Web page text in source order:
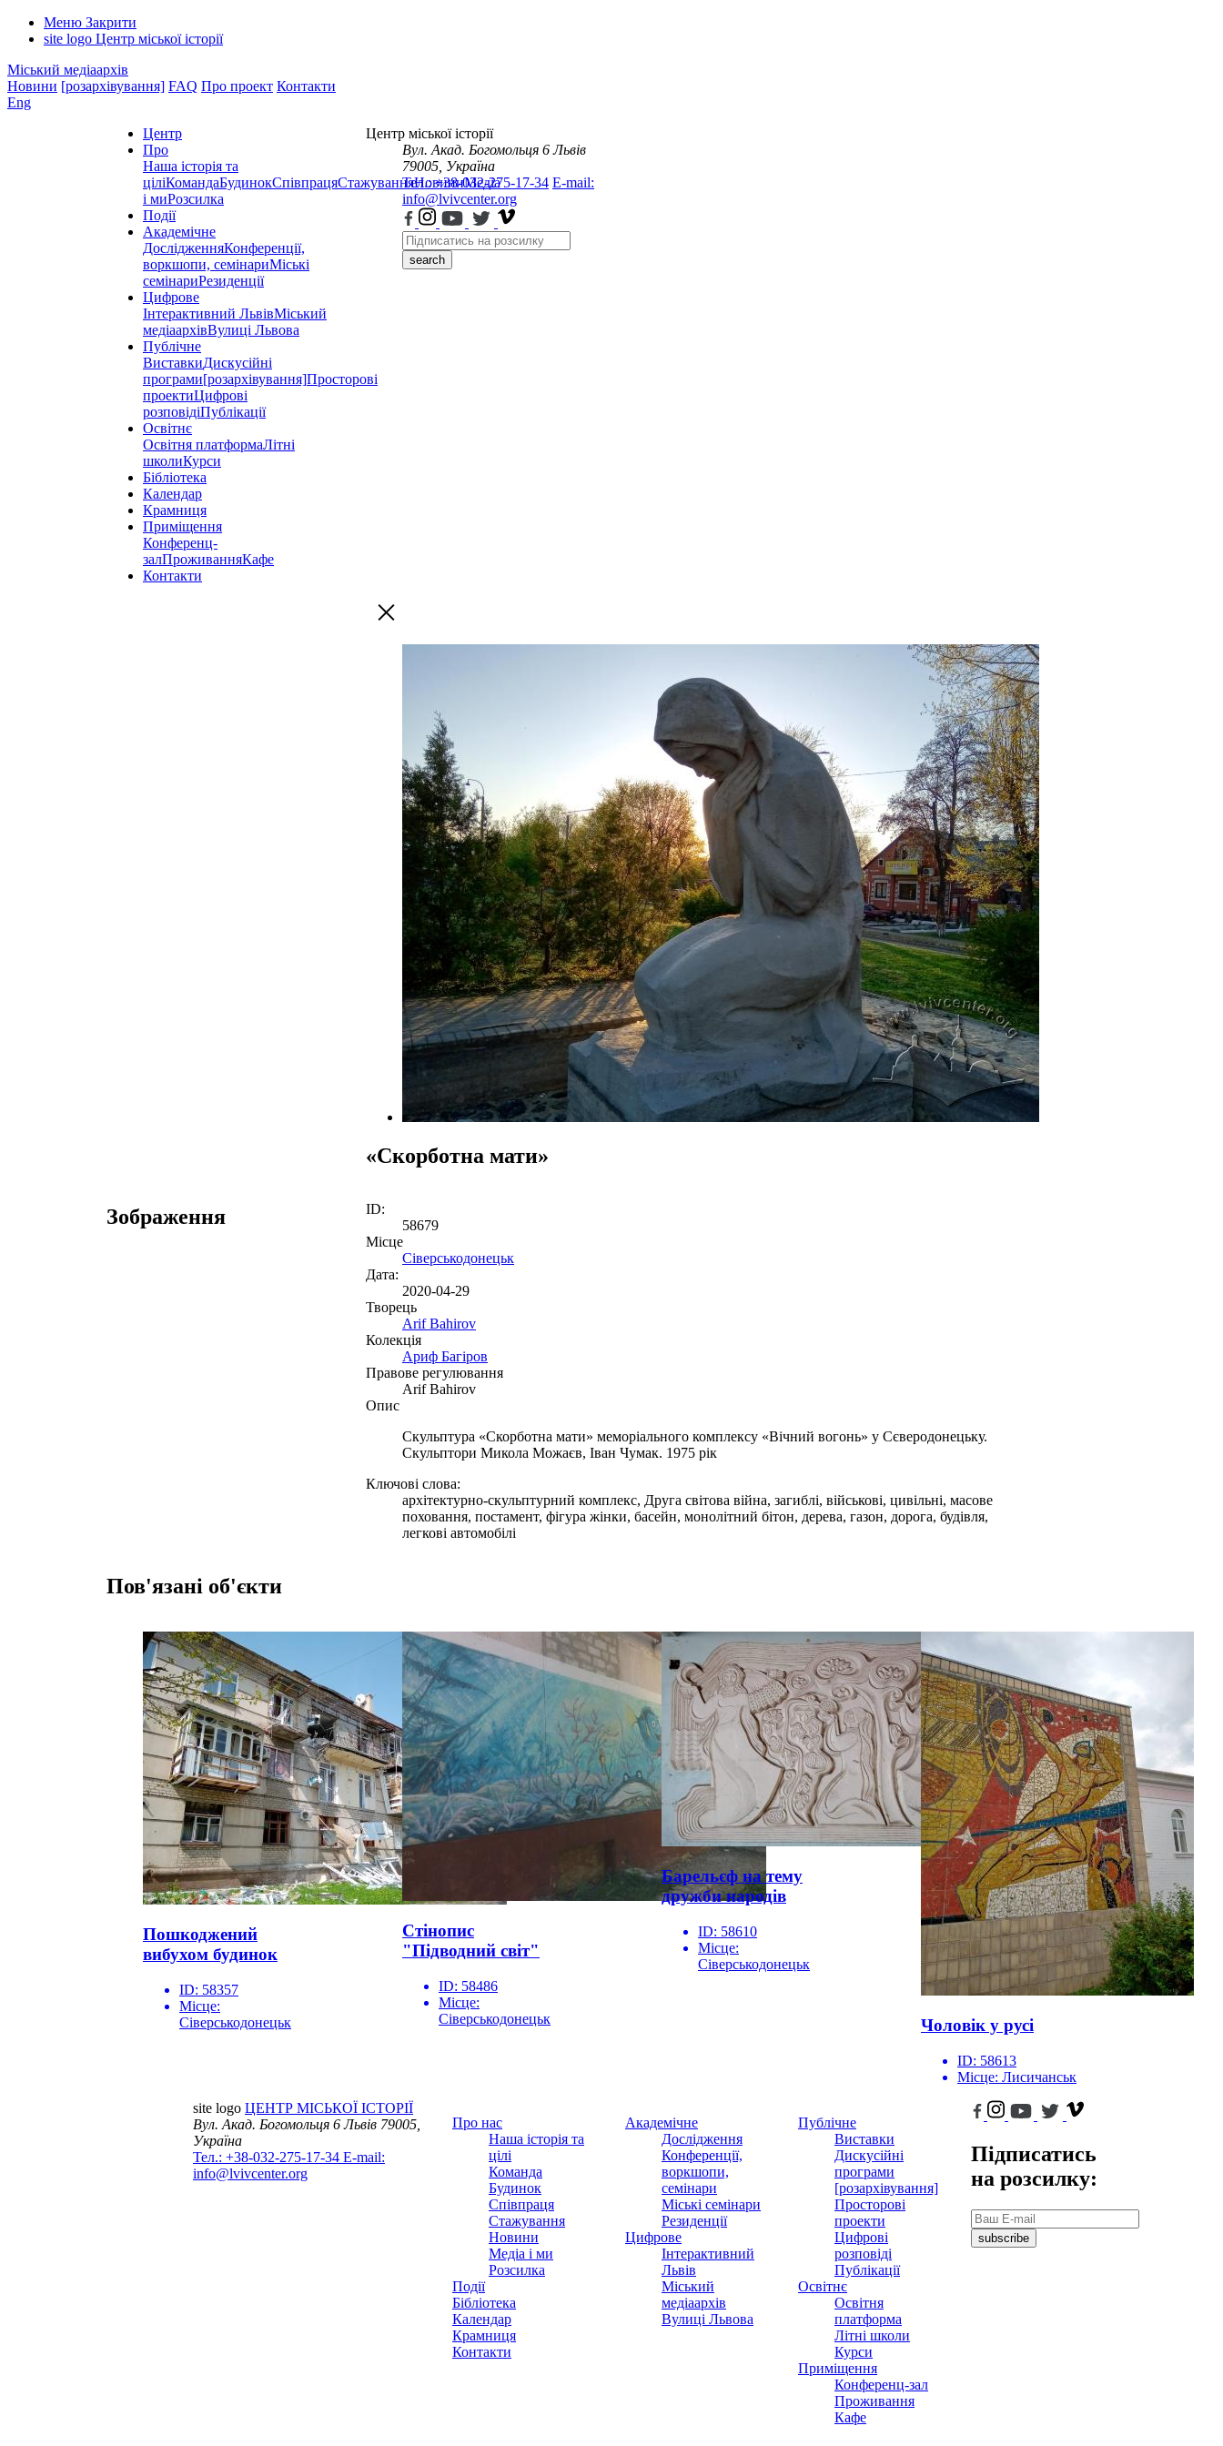
Меню Закрити
site logo Центр міської історії
Міський медіаархів
Новини [розархівування] FAQ Про проект Контакти
Eng
Центр
Про
Наша історія та
ціліКомандаБудинокСпівпрацяСтажуванняНовиниМедіа
і миРозсилка
Події
Академічне
ДослідженняКонференції,
воркшопи, семінариМіські
семінариРезиденції
Цифрове
Інтерактивний ЛьвівМіський
медіаархівВулиці Львова
Публічне
ВиставкиДискусійні
програми[розархівування]Просторові
проектиЦифрові
розповідіПублікації
Освітнє
Освітня платформаЛітні
школиКурси
Бібліотека
Календар
Крамниця
Приміщення
Конференц-
залПроживанняКафе
Контакти
Центр міської історії
Вул. Акад. Богомольця 6 Львів
79005, Україна
Тел.: +38-032-275-17-34 E-mail:
info@lvivcenter.org
search
«Скорботна мати»
Зображення
ID:
58679
Місце
Сіверськодонецьк
Дата:
2020-04-29
Творець
Arif Bahirov
Колекція
Ариф Багіров
Правове регулювання
Arif Bahirov
Опис
Скульптура «Скорботна мати» меморіального комплексу «Вічний вогонь» у Сєверодонецьку.
Скульптори Микола Можаєв, Іван Чумак. 1975 рік
Ключові слова:
архітектурно-скульптурний комплекс, Друга світова війна, загиблі, військові, цивільні, масове
поховання, постамент, фігура жінки, басейн, монолітний бітон, дерева, газон, дорога, будівля,
легкові автомобілі
Пов'язані об'єкти
Пошкоджений
вибухом будинок
ID: 58357
Місце:
Сіверськодонецьк
Стінопис
"Підводний світ"
ID: 58486
Місце:
Сіверськодонецьк
Барельєф на тему
дружби народів
ID: 58610
Місце:
Сіверськодонецьк
Чоловік у русі
ID: 58613
Місце: Лисичанськ
site logo ЦЕНТР МІСЬКОЇ ІСТОРІЇ
Вул. Акад. Богомольця 6Львів 79005,
Україна
Тел.: +38-032-275-17-34 E-mail:
info@lvivcenter.org
Про нас
Наша історія та
цілі
Команда
Будинок
Співпраця
Стажування
Новини
Медіа і ми
Розсилка
Події
Бібліотека
Календар
Крамниця
Контакти
Академічне
Дослідження
Конференції,
воркшопи,
семінари
Міські семінари
Резиденції
Цифрове
Інтерактивний
Львів
Міський
медіаархів
Вулиці Львова
Публічне
Виставки
Дискусійні
програми
[розархівування]
Просторові
проекти
Цифрові
розповіді
Публікації
Освітнє
Освітня
платформа
Літні школи
Курси
Приміщення
Конференц-зал
Проживання
Кафе
Підписатись
на розсилку:
subscribe